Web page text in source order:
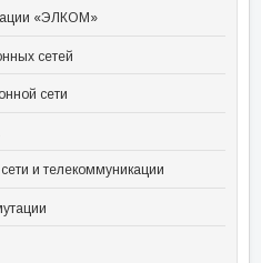
«ЭЛКОМ»
сетей
сети
и телекоммуникации